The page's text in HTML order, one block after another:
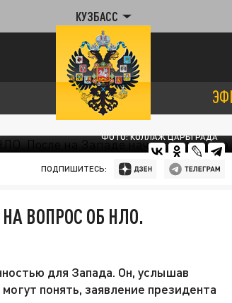
КУЗБАСС
ФОТО: КОЛЛАЖ ЦАРЬГРАДА
ПОДПИШИТЕСЬ:
ВОПРОС ОБ НЛО.
для Запада. Он, услышав
понять, заявление президента